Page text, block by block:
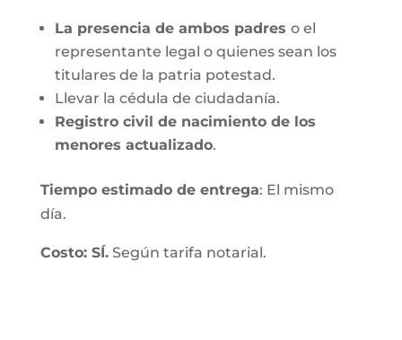
La presencia de ambos padres o el
representante legal o quienes sean los
titulares de la patria potestad.
Llevar la cédula de ciudadanía.
Registro civil de nacimiento de los
menores actualizado.
Tiempo estimado de entrega: El mismo
día.
Costo: SÍ.Según tarifa notarial.